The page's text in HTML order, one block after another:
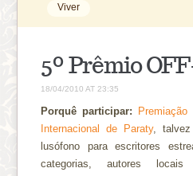
Viver
5º Prêmio
18/04/2010 AT 23:35
Porquê participar:
Internacional de Paraty, talvez
lusófono para escritores
categorias, autores